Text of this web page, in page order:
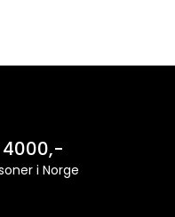
4000,-
i Norge